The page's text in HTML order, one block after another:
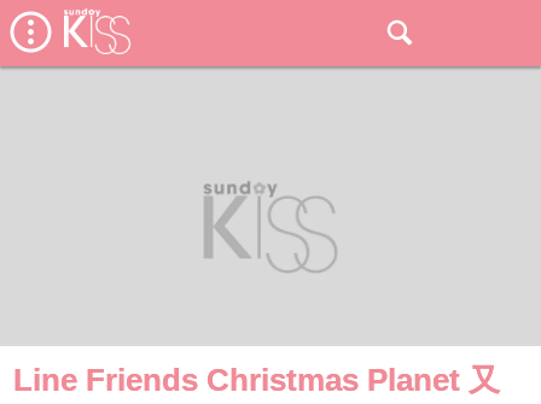
Line Friends Christmas Planet 又